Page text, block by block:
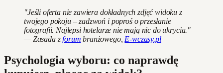
"Jeśli oferta nie zawiera dokładnych zdjęć widoku z
twojego pokoju – zadzwoń i poproś o przesłanie
fotografii. Najlepsi hotelarze nie mają nic do ukrycia."
— Zasada zforum branżowego, E-wczasy.pl
Psychologia wyboru: co naprawdę